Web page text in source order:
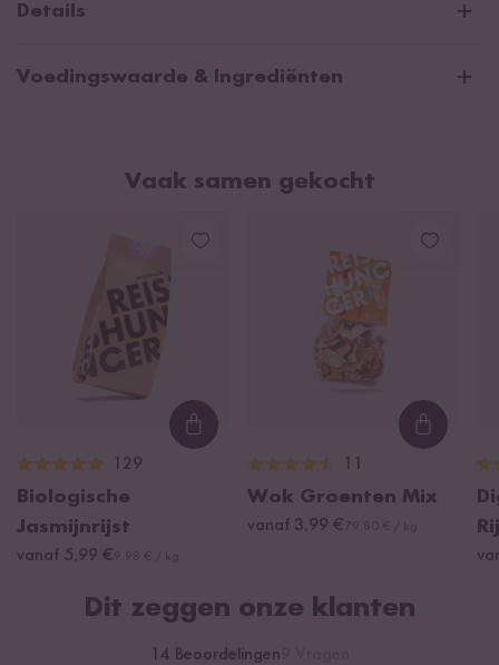
Details
Natuurlijk veganistisch & glutenvrij
Voedingswaarde & Ingrediënten
waarvan verzadigde vetzuren
waarvan suikers
Water, sojabonen*¹ 20%, paprika* 18%, peperoni* 4,8%,
knoflook*, zout, stollingsmiddel: calciumsulfaat. *Van
gecontroleerde biologische teelt.
¹Sojabonen uit Oostenrijk.
Vaak samen gekocht
Loading...
129
Biologische
Jasmijnrijst
vanaf 5,99 €
Wok Groenten Mix
vanaf 3,99 €
Dit zeggen onze klanten
14 Beoordelingen